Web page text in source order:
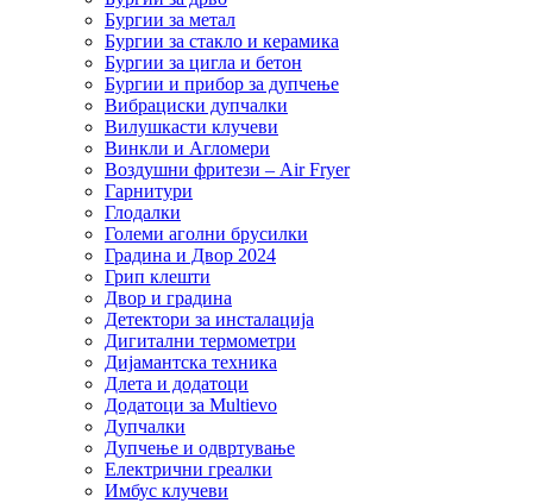
Бургии за метал
Бургии за стакло и керамика
Бургии за цигла и бетон
Бургии и прибор за дупчење
Вибрациски дупчалки
Вилушкасти клучеви
Винкли и Агломери
Воздушни фритези – Air Fryer
Гарнитури
Глодалки
Големи аголни брусилки
Градина и Двор 2024
Грип клешти
Двор и градина
Детектори за инсталација
Дигитални термометри
Дијамантска техника
Длета и додатоци
Додатоци за Multievo
Дупчалки
Дупчење и одвртување
Електрични греалки
Имбус клучеви